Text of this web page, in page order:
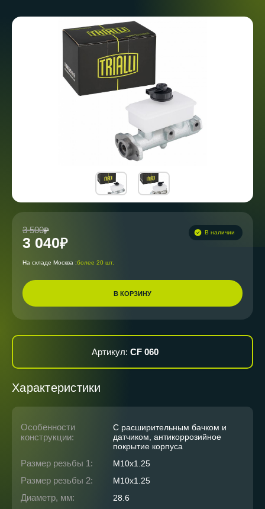
3 500
3 040
В наличии
На складе Москва :более 20 шт.
В КОРЗИНУ
Артикул:CF 060
Характеристики
Особенности
конструкции:
С расширительным бачком и
датчиком, антикоррозийное
покрытие корпуса
Размер резьбы 1: M10x1.25
Размер резьбы 2: M10x1.25
Диаметр, мм: 28.6